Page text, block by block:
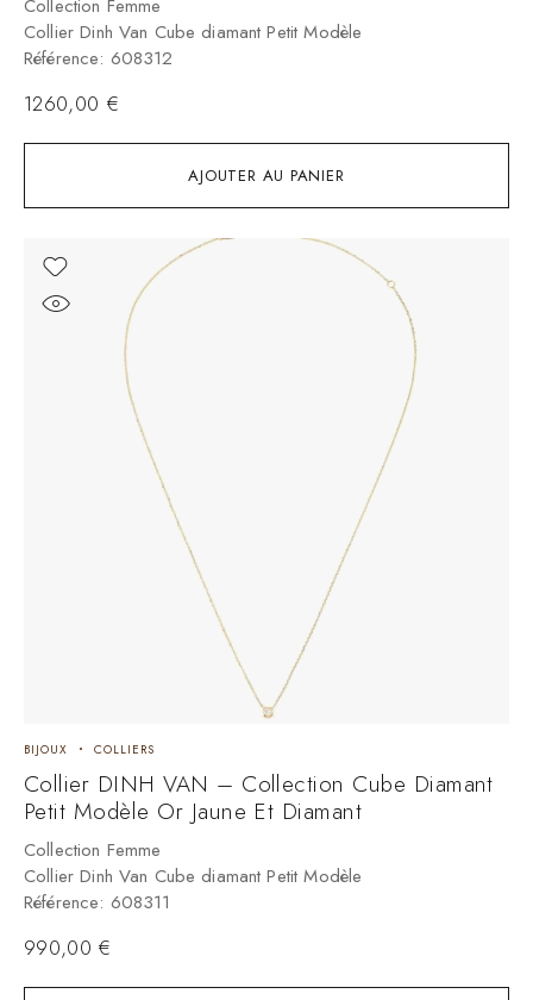
AJOUTER AU PANIER
Collection Femme
Collier Dinh Van Cube diamant Petit Modèle
Référence: 608312
1260,00 €
BIJOUX COLLIERS
Collier DINH VAN – Collection Cube Diamant
Petit Modèle Or Jaune Et Diamant
Collection Femme
Collier Dinh Van Cube diamant Petit Modèle
Référence: 608311
990,00 €